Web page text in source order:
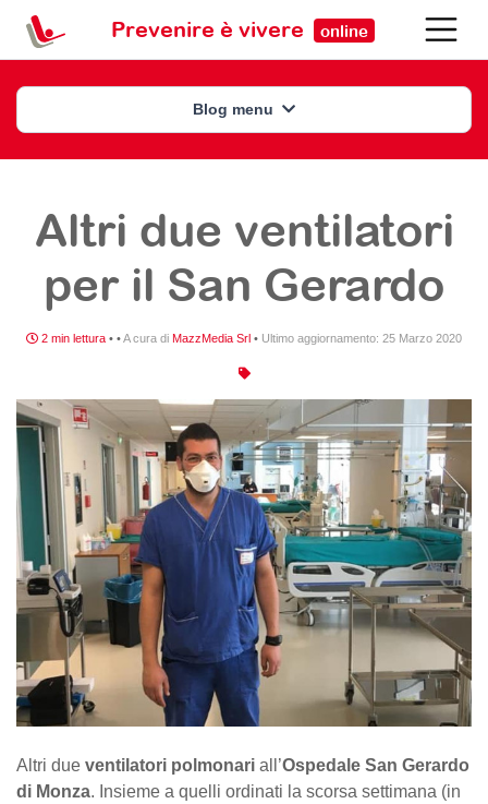
Prevenire è vivere online
Blog menu
Altri due ventilatori
per il San Gerardo
2 min lettura • •A cura di MazzMedia Srl • Ultimo aggiornamento: 25 Marzo 2020
Altri due ventilatori polmonari all’Ospedale San Gerardo
di Monza. Insieme a quelli ordinati la scorsa settimana (in